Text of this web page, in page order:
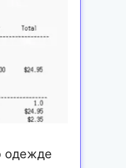
одежде